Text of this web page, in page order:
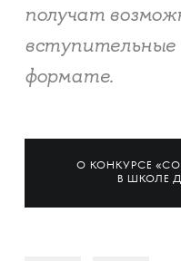
получат
формате.
О КОНКУРСЕ
В ШКОЛЕ